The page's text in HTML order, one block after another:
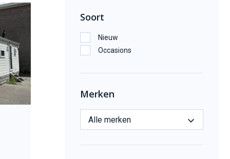
Soort
Nieuw
Occasions
Merken
Alle merken